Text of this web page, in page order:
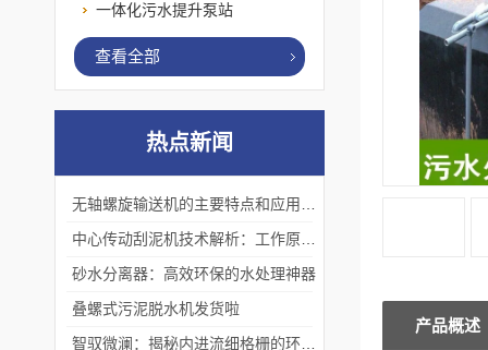
产品概述
一体化污水提升泵站
查看全部
热点新闻
砂水分离器：高效环保的水处理神器
叠螺式污泥脱水机发货啦